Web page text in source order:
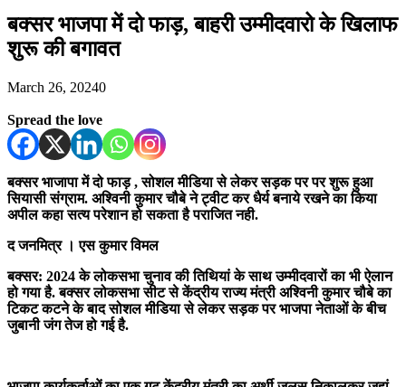
बक्सर भाजपा में दो फाड़, बाहरी उम्मीदवारो के खिलाफ
शुरू की बगावत
March 26, 20240
Spread the love
बक्सर भाजापा में दो फाड़ , सोशल मीडिया से लेकर सड़क पर पर शुरू हुआ
सियासी संग्राम. अश्विनी कुमार चौबे ने ट्वीट कर धैर्य बनाये रखने का किया
अपील कहा सत्य परेशान हो सकता है पराजित नही.
द जनमित्र । एस कुमार विमल
बक्सर: 2024 के लोकसभा चुनाव की तिथियां के साथ उम्मीदवारों का भी ऐलान
हो गया है. बक्सर लोकसभा सीट से केंद्रीय राज्य मंत्री अश्विनी कुमार चौबे का
टिकट कटने के बाद सोशल मीडिया से लेकर सड़क पर भाजपा नेताओं के बीच
जुबानी जंग तेज हो गई है.